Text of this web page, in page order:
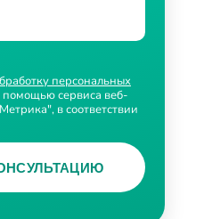
персональных
помощью сервиса веб-
в соответствии